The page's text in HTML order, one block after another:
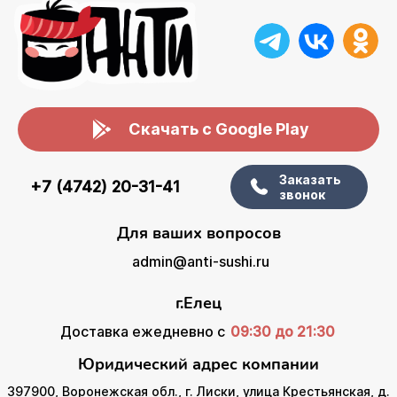
Скачать с Google Play
+7 (4742) 20-31-41
Заказать
звонок
Для ваших вопросов
admin@anti-sushi.ru
г.Елец
Доставка ежедневно с 09:30 до 21:30
Юридический адрес компании
397900, Воронежская обл., г. Лиски, улица Крестьянская, д.